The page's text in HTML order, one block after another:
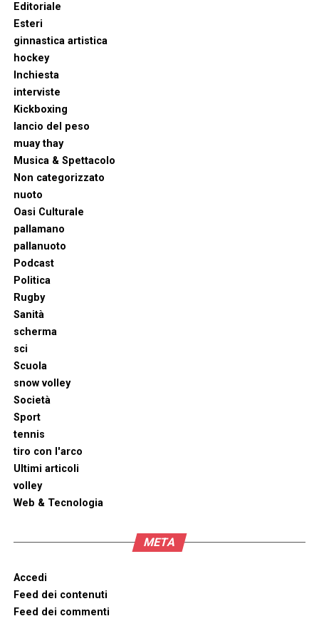
Editoriale
Esteri
ginnastica artistica
hockey
Inchiesta
interviste
Kickboxing
lancio del peso
muay thay
Musica & Spettacolo
Non categorizzato
nuoto
Oasi Culturale
pallamano
pallanuoto
Podcast
Politica
Rugby
Sanità
scherma
sci
Scuola
snow volley
Società
Sport
tennis
tiro con l'arco
Ultimi articoli
volley
Web & Tecnologia
META
Accedi
Feed dei contenuti
Feed dei commenti